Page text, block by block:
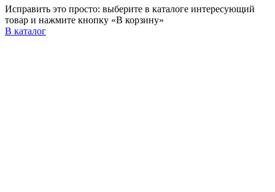
Исправить это просто: выберите в каталоге интересующий
товар и нажмите кнопку «В корзину»
В каталог